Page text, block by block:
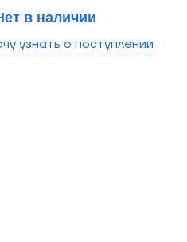
в наличии
узнать о поступлении